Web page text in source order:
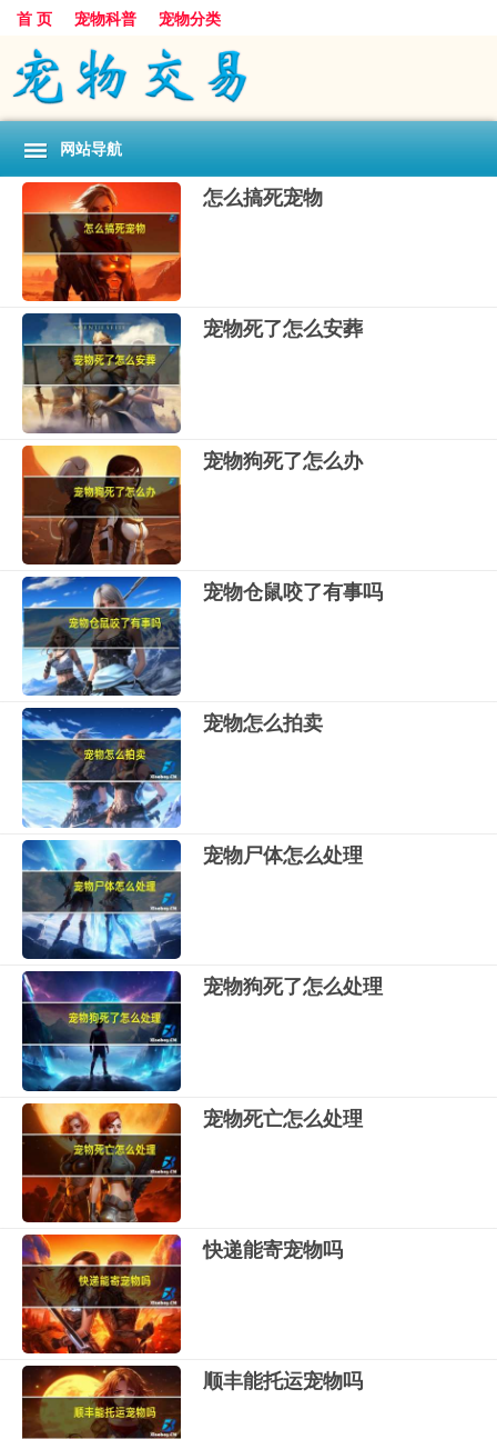
首 页 宠物科普 宠物分类
网站导航
怎么搞死宠物
宠物死了怎么安葬
宠物狗死了怎么办
宠物仓鼠咬了有事吗
宠物怎么拍卖
宠物尸体怎么处理
宠物狗死了怎么处理
宠物死亡怎么处理
快递能寄宠物吗
顺丰能托运宠物吗